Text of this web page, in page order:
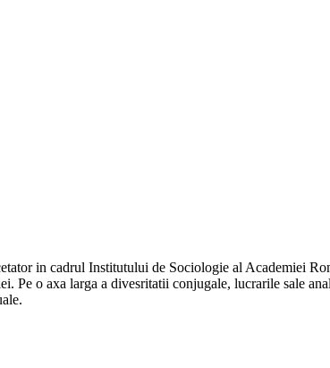
in cadrul Institutului de Sociologie al Academiei
Pe o axa larga a divesritatii conjugale, lucrarile sale